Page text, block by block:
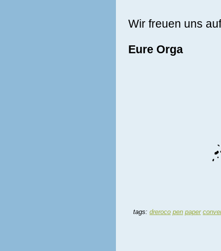
Wir freuen uns
Eure Orga
tags: dreroco pen paper